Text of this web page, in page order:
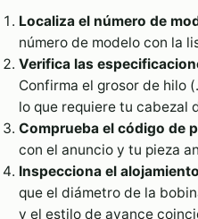
Localiza el número de
número de modelo con la
Verifica las
Confirma el grosor de hilo
lo que requiere tu cabezal
Comprueba el código de
con el anuncio y tu pieza
Inspecciona el
que el diámetro de la
y el estilo de avance